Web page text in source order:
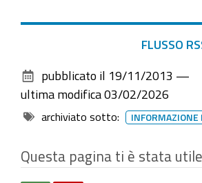
documento
FLUSSO
pubblicato il 19/11/2013 —
ultima modifica 03/02/2026
archiviato sotto: INFORMAZIONE
Questa pagina ti è stata